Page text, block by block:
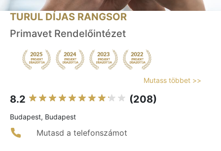
TURUL DÍJAS RANGSOR
Primavet Rendelőintézet
Mutass többet >>
8.2 (208)
Budapest, Budapest
Mutasd a telefonszámot